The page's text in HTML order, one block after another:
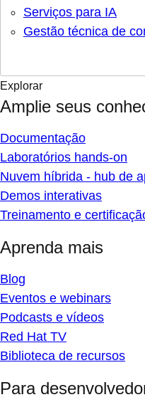
Serviços para IA
Gestão técnica de
Explorar
Amplie seus
Documentação
Laboratórios hands-on
Nuvem híbrida - hub de
Demos interativas
Treinamento e
Aprenda mais
Blog
Eventos e webinars
Podcasts e vídeos
Red Hat TV
Biblioteca de recursos
Para